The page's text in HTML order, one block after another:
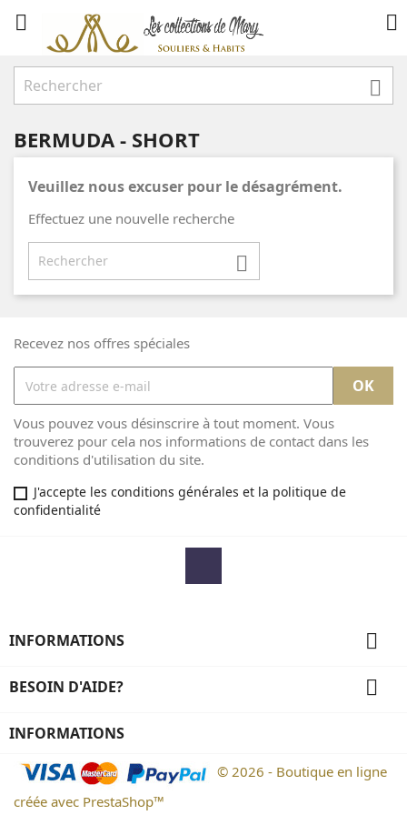
 

BERMUDA - SHORT
Veuillez nous excuser pour le désagrément.
Effectuez une nouvelle recherche

Recevez nos offres spéciales
Vous pouvez vous désinscrire à tout moment. Vous
trouverez pour cela nos informations de contact dans les
conditions d'utilisation du site.
J'accepte les conditions générales et la politique de
confidentialité
INFORMATIONS 
BESOIN D'AIDE? 
INFORMATIONS
© 2026 - Boutique en ligne
créée avec PrestaShop™